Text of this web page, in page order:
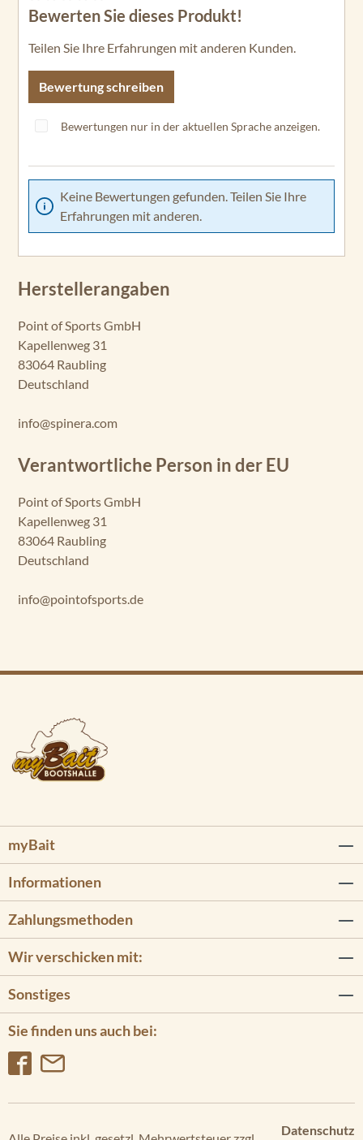
Durchschnittliche Bewertung von 0 von 5 Sternen
Bewerten Sie dieses Produkt!
Teilen Sie Ihre Erfahrungen mit anderen Kunden.
Bewertung schreiben
Bewertungen nur in der aktuellen Sprache anzeigen.
Keine Bewertungen gefunden. Teilen Sie Ihre
Erfahrungen mit anderen.
Herstellerangaben
Point of Sports GmbH
Kapellenweg 31
83064 Raubling
Deutschland
info@spinera.com
Verantwortliche Person in der EU
Point of Sports GmbH
Kapellenweg 31
83064 Raubling
Deutschland
info@pointofsports.de
myBait
Informationen
Sie finden uns auch bei:
Zahlungsmethoden
Wir verschicken mit:
Sonstiges
Datenschutz